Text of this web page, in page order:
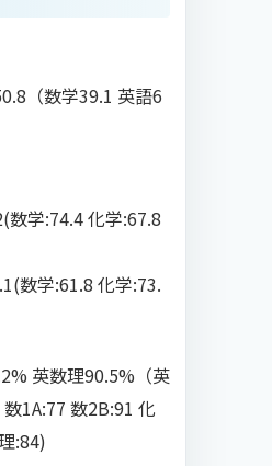
（数学39.1 英語6
数学:74.4 化学:67.8
数学:61.8 化学:73.
英数理90.5%（英
1A:77 数2B:91 化
:84)